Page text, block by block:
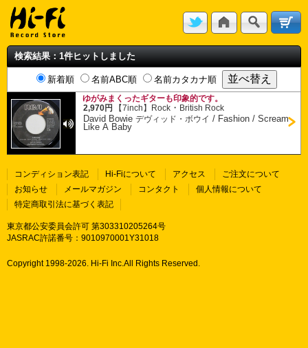
検索結果：1件ヒットしました
新着順 名前ABC順 名前カタカナ順
ゆがみまくったギターも印象的です。
2,970円
【7inch】 Rock ・ British Rock
David Bowieデヴィッド・ボウイ / Fashion / Scream
Like A Baby
コンディション表記 Hi-Fiについて アクセス
ご注文について
お知らせ
メールマガジン コンタクト
個人情報について
特定商取引法に基づく表記
東京都公安委員会許可 第303310205264号
JASRAC許諾番号：9010970001Y31018
Copyright 1998-2026. Hi-Fi Inc.All Rights Reserved.